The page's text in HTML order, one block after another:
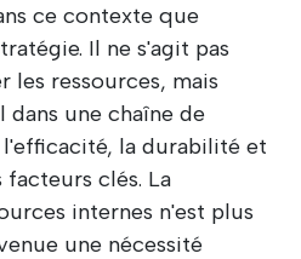
ce contexte que
Il ne s'agit pas
les ressources, mais
une chaîne de
la durabilité et
clés. La
internes n'est plus
une nécessité